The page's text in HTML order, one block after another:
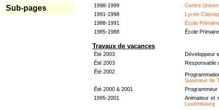
Sub-pages
1998-1999
Centre
1991-1998
Lycée
1988-1991
École
1985-1988
École
Travaux de vacances
Été 2003
Développeur
Été 2003
Responsable
Été 2002
Supérieur de
Été 2000 & 2001
Programmeur
1995-2001
Animateur et
Luxembourg